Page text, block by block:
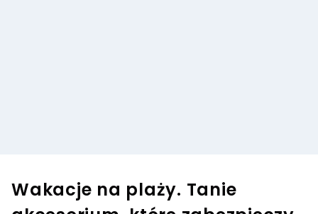
Wakacje na plaży. Tanie